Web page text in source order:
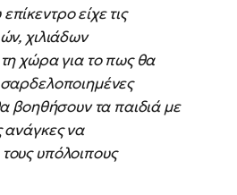
είχε τις
χιλιάδων
χώρα για το πως θα
βοηθήσουν τα παιδιά με
ανάγκες να
υπόλοιπους